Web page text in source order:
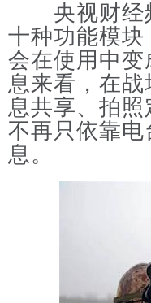
央视财经频
十种功能模
会在使用中
息来看，在
息共享、拍
不再只依靠
息。